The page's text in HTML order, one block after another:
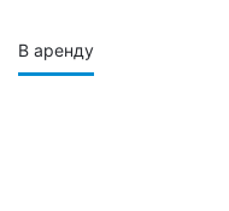
В аренду